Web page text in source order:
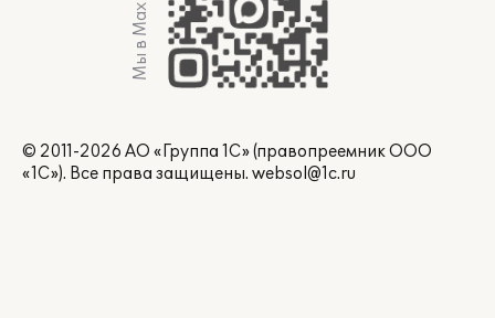
Мы в Max
© 2011-2026 АО «Группа 1С» (правопреемник ООО
«1С»). Все права защищены. websol@1c.ru